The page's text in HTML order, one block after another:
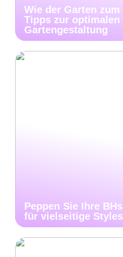
Wie der Garten
Tipps zur optimalen
Gartengestaltung
Peppen Sie Ihre
für vielseitige Styles